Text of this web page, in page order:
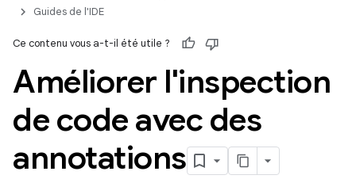
Guides de l'IDE
Ce contenu vous a-t-il été utile ?
Améliorer l'inspection
de code avec des
annotations